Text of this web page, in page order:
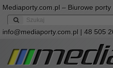
Mediaporty.com.pl – Biurowe
info@mediaporty.com.pl | 48 505